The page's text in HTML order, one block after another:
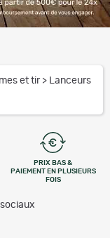
et tir > Lanceurs
PRIX BAS &
PAIEMENT EN PLUSIEURS
FOIS